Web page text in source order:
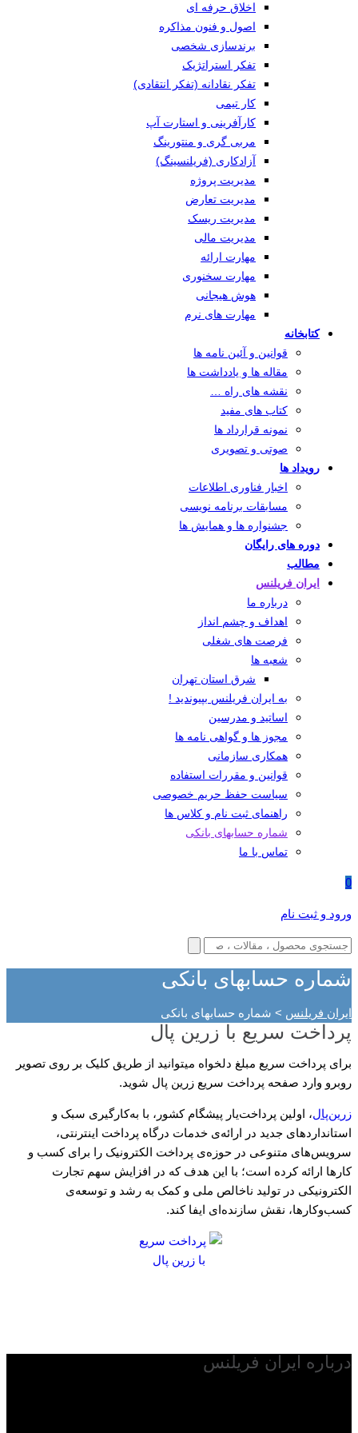
اخلاق حرفه ای
اصول و فنون مذاکره
برندسازی شخصی
تفکر استراتژیک
تفکر نقادانه (تفکر انتقادی)
کار تیمی
کارآفرینی و استارت آپ
مربی گری و منتورینگ
آزادکاری (فریلنسینگ)
مدیریت پروژه
مدیریت تعارض
مدیریت ریسک
مدیریت مالی
مهارت ارائه
مهارت سخنوری
هوش هیجانی
مهارت های نرم
کتابخانه
قوانین و آئین نامه ها
مقاله ها و یادداشت ها
نقشه های راه …
کتاب های مفید
نمونه قرارداد ها
صوتی و تصویری
رویداد ها
اخبار فناوری اطلاعات
مسابقات برنامه نویسی
جشنواره ها و همایش ها
دوره های رایگان
مطالب
ایران فریلنس
درباره ما
اهداف و چشم انداز
فرصت های شغلی
شعبه ها
شرق استان تهران
به ایران فریلنس بپیوندید !
اساتید و مدرسین
مجوز ها و گواهی نامه ها
همکاری سازمانی
قوانین و مقررات استفاده
سیاست حفظ حریم خصوصی
راهنمای ثبت نام و کلاس ها
شماره حسابهای بانکی
تماس با ما
0
ورود و ثبت نام
شماره حسابهای بانکی
ایران فریلنس > شماره حسابهای بانکی
پرداخت سریع با زرین پال
برای پرداخت سریع مبلغ دلخواه میتوانید از طریق کلیک بر روی تصویر
روبرو وارد صفحه پرداخت سریع زرین پال شوید.
زرین‌پال، اولین پرداخت‌یار پیشگام کشور، با به‌کارگیری سبک و
استانداردهای جدید در ارائه‌ی خدمات درگاه پرداخت اینترنتی،
سرویس‌های متنوعی در حوزه‌ی پرداخت الکترونیک را برای کسب و
کارها ارائه کرده است؛ با این هدف که در افزایش سهم تجارت
الکترونیکی در تولید ناخالص ملی و کمک به رشد و توسعه‌ی
کسب‌وکارها، نقش سازنده‌‌ای ایفا کند.
درباره ایران فریلنس